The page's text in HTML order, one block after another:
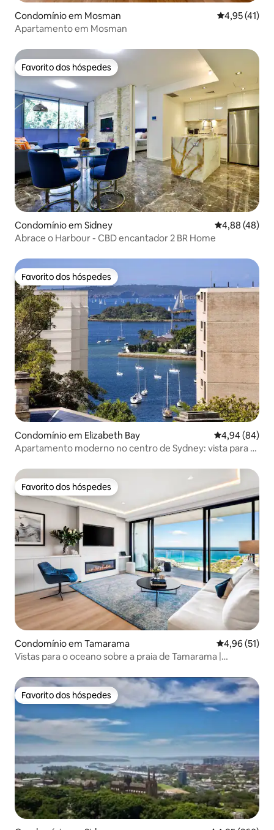
Condomínio em Mosman
4,95 (41)
Apartamento em Mosman
Favorito dos hóspedes
Favorito dos hóspedes
Condomínio em Sidney Classificação
4,88 (48)
Abrace o Harbour - CBD encantador 2 BR Home
Favorito dos hóspedes
Favorito dos hóspedes
Condomínio em Elizabeth Bay Classificação
4,94 (84)
Apartamento moderno no centro de Sydney: vista para o
Favorito dos hóspedes
Favorito dos hóspedes
Condomínio em Tamarama Classificação
4,96 (51)
Vistas para o oceano sobre a praia de Tamarama |
Favorito dos hóspedes
Favorito dos hóspedes